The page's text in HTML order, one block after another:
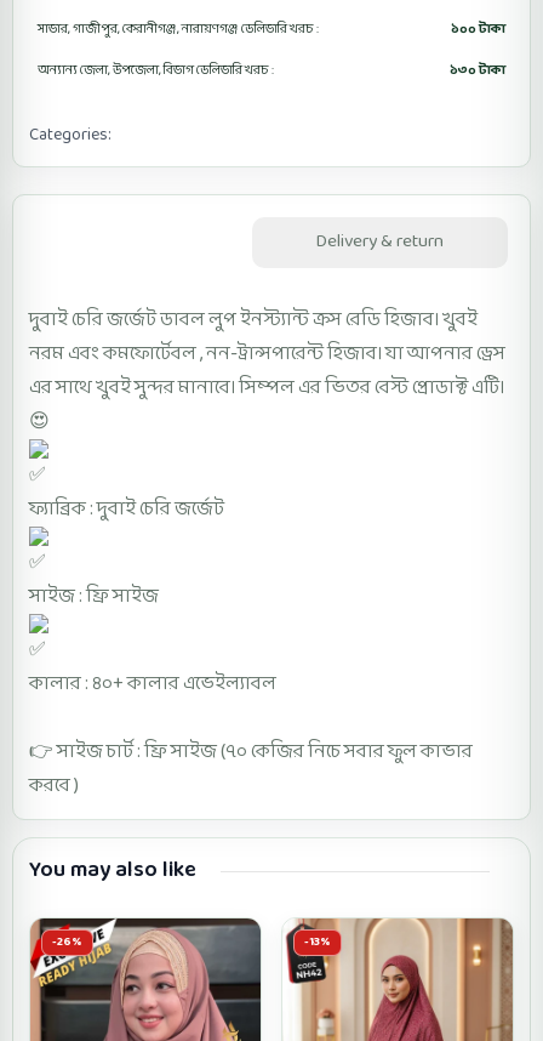
সাভার, গাজীপুর, কেরানীগঞ্জ, নারায়ণগঞ্জ ডেলিভারি খরচ :
১০০ টাকা
অন্যান্য জেলা, উপজেলা, বিভাগ ডেলিভারি খরচ :
১৩০ টাকা
Categories:
Delivery & return
দুবাই চেরি জর্জেট ডাবল লুপ ইনস্ট্যান্ট ক্রস রেডি হিজাব। খুবই
নরম এবং কমফোর্টেবল , নন-ট্রান্সপারেন্ট হিজাব। যা আপনার ড্রেস
এর সাথে খুবই সুন্দর মানাবে। সিম্পল এর ভিতর বেস্ট প্রোডাক্ট এটি।
😍
ফ্যাব্রিক : দুবাই চেরি জর্জেট
সাইজ : ফ্রি সাইজ
কালার : ৪০+ কালার এভেইল্যাবল
👉 সাইজ চার্ট : ফ্রি সাইজ (৭০ কেজির নিচে সবার ফুল কাভার
করবে )
You may also like
-26% -13%